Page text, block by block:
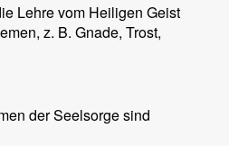
Lehre vom Heiligen Geist
z. B. Gnade, Trost,
der Seelsorge sind